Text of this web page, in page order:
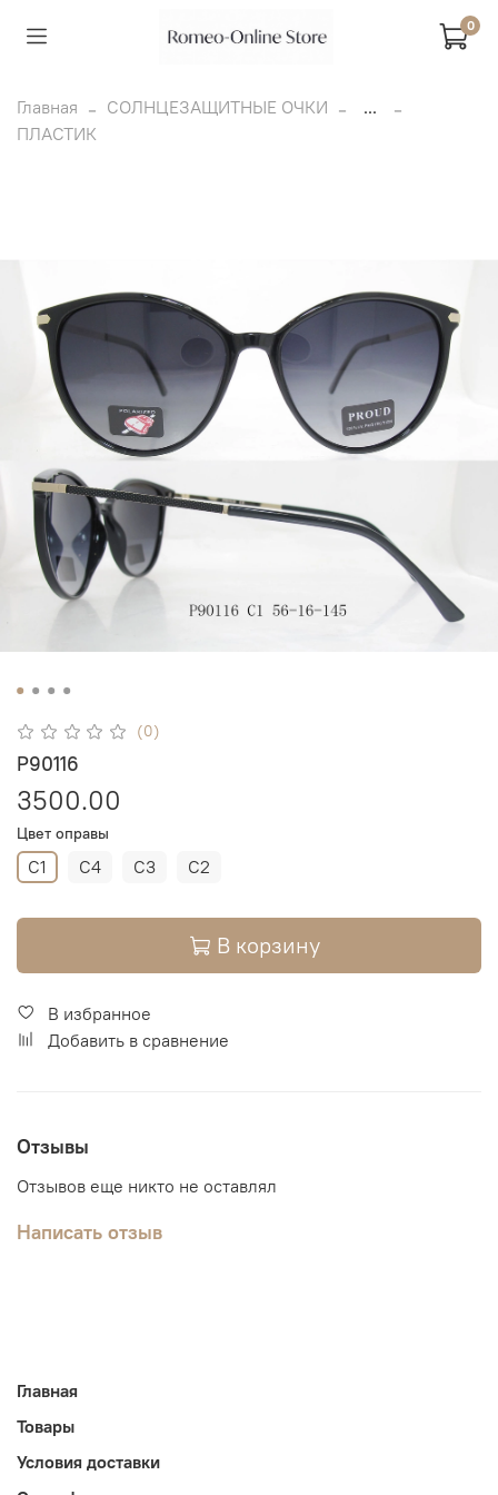
0
Главная СОЛНЦЕЗАЩИТНЫЕ ОЧКИ
...
ПЛАСТИК
(0)
P90116
3500.00
Цвет оправы
C1 C4 C3 C2
В корзину
В избранное
Добавить в сравнение
Отзывы
Отзывов еще никто не оставлял
Написать отзыв
Главная
Товары
Условия доставки